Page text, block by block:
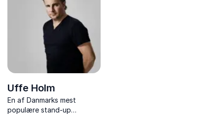
mere handlekraftigt
Uffe Holm
En af Danmarks mest
populære stand-up